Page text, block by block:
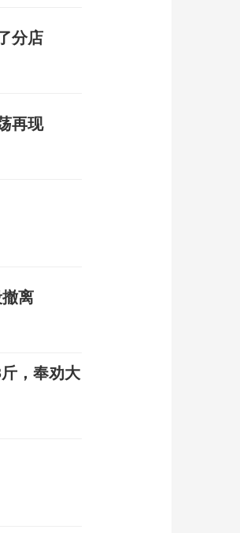
分店
再现
离
，奉劝大